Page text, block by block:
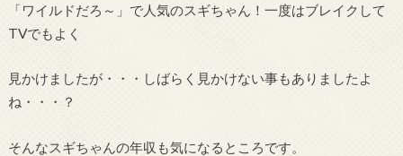
「ワイルドだろ～」で人気のスギちゃん！一度はブレイクして
TVでもよく
見かけましたが・・・しばらく見かけない事もありましたよ
ね・・・？
そんなスギちゃんの年収も気になるところです。